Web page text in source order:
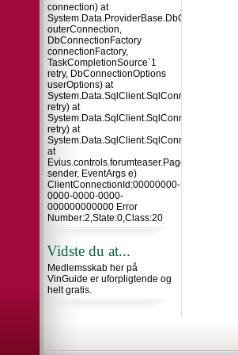
connection) at
outerConnection,
DbConnectionFactory
connectionFactory,
TaskCompletionSource`1
retry, DbConnectionOptions
userOptions) at
retry) at
retry) at
System.Data.SqlClient.SqlConnection.Open()
at
Evius.controls.forumteaser.Page_Load(Object
sender, EventArgs e)
ClientConnectionId:00000000-
0000-0000-0000-
000000000000 Error
Number:2,State:0,Class:20
Vidste du at...
Medlemsskab her på
VinGuide er uforpligtende og
helt gratis.